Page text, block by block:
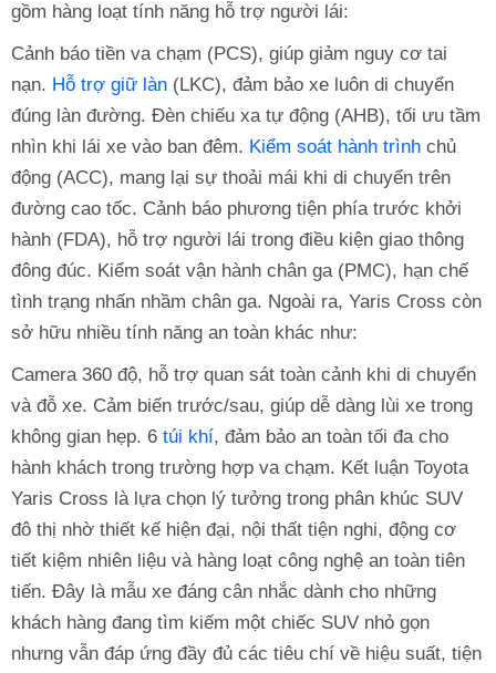
gồm hàng loạt tính năng hỗ trợ người lái:
Cảnh báo tiền va chạm (PCS), giúp giảm nguy cơ tai
nạn. Hỗ trợ giữ làn (LKC), đảm bảo xe luôn di chuyển
đúng làn đường. Đèn chiếu xa tự động (AHB), tối ưu tầm
nhìn khi lái xe vào ban đêm. Kiểm soát hành trình chủ
động (ACC), mang lại sự thoải mái khi di chuyển trên
đường cao tốc. Cảnh báo phương tiện phía trước khởi
hành (FDA), hỗ trợ người lái trong điều kiện giao thông
đông đúc. Kiểm soát vận hành chân ga (PMC), hạn chế
tình trạng nhấn nhầm chân ga. Ngoài ra, Yaris Cross còn
sở hữu nhiều tính năng an toàn khác như:
Camera 360 độ, hỗ trợ quan sát toàn cảnh khi di chuyển
và đỗ xe. Cảm biến trước/sau, giúp dễ dàng lùi xe trong
không gian hẹp. 6 túi khí, đảm bảo an toàn tối đa cho
hành khách trong trường hợp va chạm. Kết luận Toyota
Yaris Cross là lựa chọn lý tưởng trong phân khúc SUV
đô thị nhờ thiết kế hiện đại, nội thất tiện nghi, động cơ
tiết kiệm nhiên liệu và hàng loạt công nghệ an toàn tiên
tiến. Đây là mẫu xe đáng cân nhắc dành cho những
khách hàng đang tìm kiếm một chiếc SUV nhỏ gọn
nhưng vẫn đáp ứng đầy đủ các tiêu chí về hiệu suất, tiện